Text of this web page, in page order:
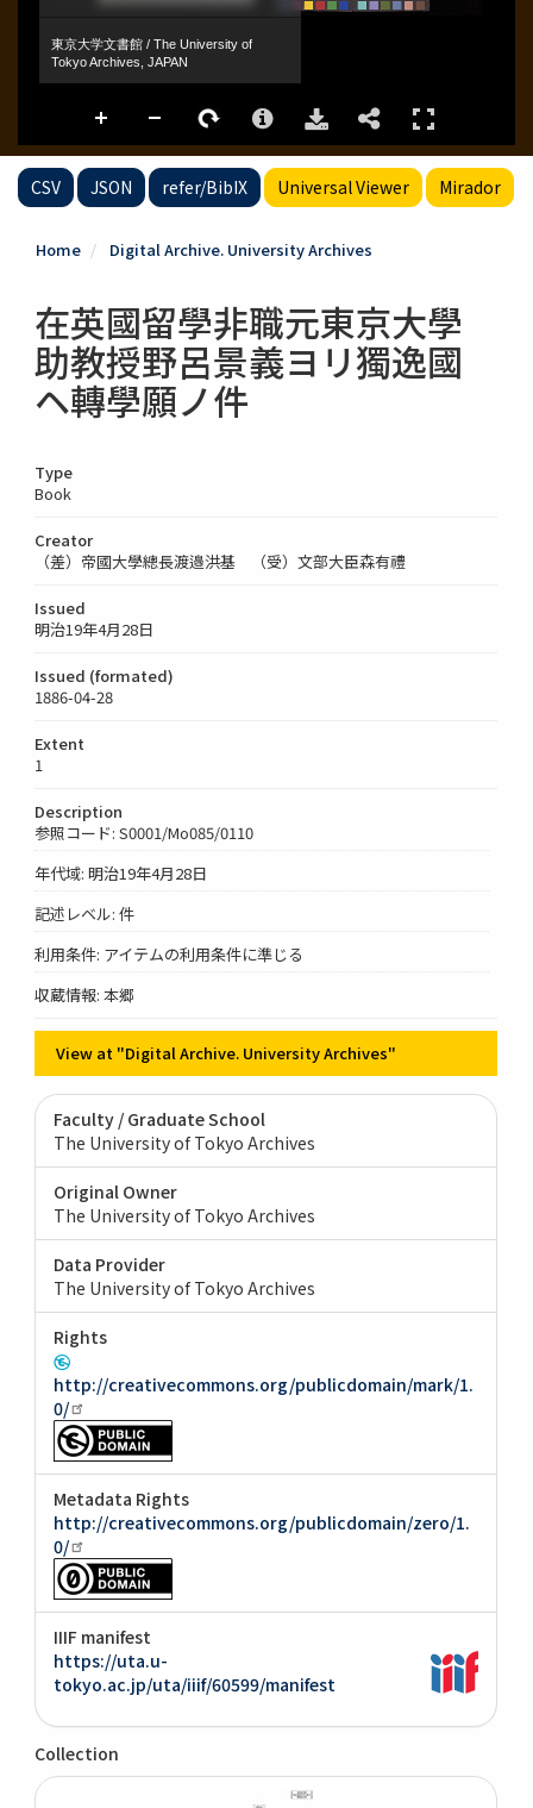
CSV JSON refer/BibIX Universal Viewer Mirador
Home Digital Archive. University Archives
在英國留學非職元東京大學
助教授野呂景義ヨリ獨逸國
ヘ轉學願ノ件
Type
Book
Creator
（差）帝國大學總長渡邉洪基 （受）文部大臣森有禮
Issued
明治19年4月28日
Issued (formated)
1886-04-28
Extent
1
Description
参照コード: S0001/Mo085/0110
年代域: 明治19年4月28日
記述レベル: 件
利用条件: アイテムの利用条件に準じる
収蔵情報: 本郷
View at "Digital Archive. University Archives"
Faculty / Graduate School
The University of Tokyo Archives
Original Owner
The University of Tokyo Archives
Data Provider
The University of Tokyo Archives
Rights
http://creativecommons.org/publicdomain/mark/1.
0/
Metadata Rights
http://creativecommons.org/publicdomain/zero/1.
0/
IIIF manifest
https://uta.u-
tokyo.ac.jp/uta/iiif/60599/manifest
Collection